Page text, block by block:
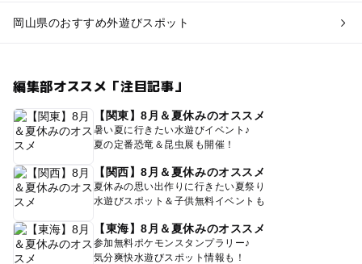
岡山県のおすすめ外遊びスポット
編集部オススメ「注目記事」
【関東】8月＆夏休みのオススメ
暑い夏に行きたい水遊びイベント♪
夏の定番恐竜＆昆虫展も開催！
【関西】8月＆夏休みのオススメ
夏休みの思い出作りに行きたい夏祭り
水遊びスポット＆子供無料イベントも
【東海】8月＆夏休みのオススメ
参加無料ポケモンスタンプラリー♪
気分爽快水遊びスポット情報も！